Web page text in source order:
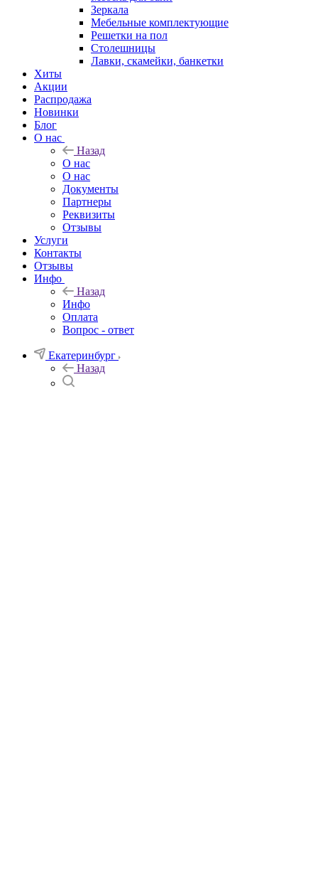
Зеркала
Мебельные комплектующие
Решетки на пол
Столешницы
Лавки, скамейки, банкетки
Хиты
Акции
Распродажа
Новинки
Блог
О нас
Назад
О нас
О нас
Документы
Партнеры
Реквизиты
Отзывы
Услуги
Контакты
Отзывы
Инфо
Назад
Инфо
Оплата
Вопрос - ответ
Екатеринбург
Назад